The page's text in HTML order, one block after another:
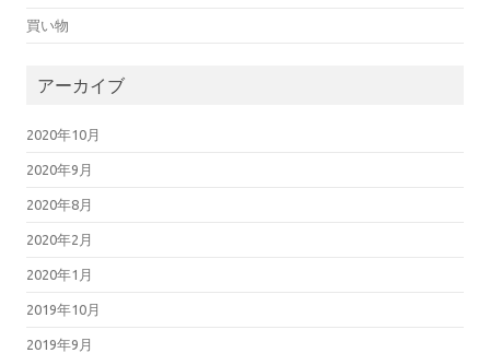
買い物
アーカイブ
2020年10月
2020年9月
2020年8月
2020年2月
2020年1月
2019年10月
2019年9月